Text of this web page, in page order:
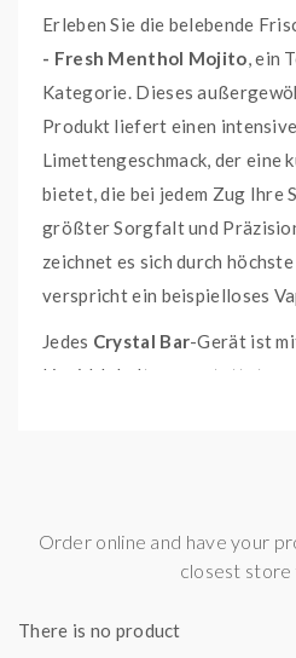
Erleben Sie die belebende
- Fresh Menthol Mojito, ein
Kategorie. Dieses
Produkt liefert einen
Limettengeschmack, der eine
bietet, die bei jedem Zug Ihre
größter Sorgfalt und
zeichnet es sich durch
verspricht ein beispielloses
Jedes Crystal Bar-Gerät ist
Liquid-Inhalt ausgestattet,
Sie den reichen Menthol-
Unterbrechungen genießen
Das10x Crystal Bar - Fresh
Order online and have your
closest
There is no product